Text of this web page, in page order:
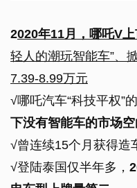
2020年11月，哪吒V
轻人的潮玩智能车”、
7.39-8.99万元
√哪吒汽车“科技平权”
下没有智能车的市场空
√曾连续15个月获得造
√登陆泰国仅半年多，